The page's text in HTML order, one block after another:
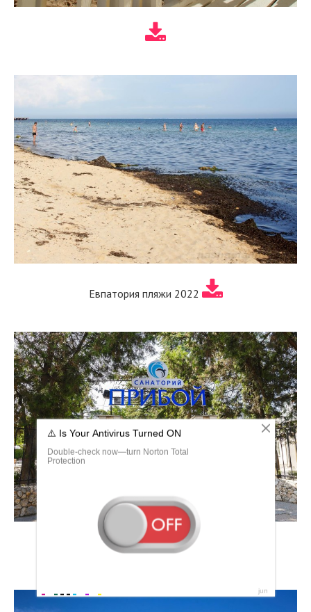
Евпатория пляжи 2022
Санаторий Прибой Евпатория пляж